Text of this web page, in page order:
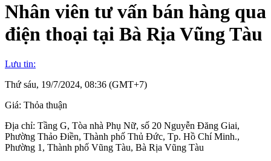
Nhân viên tư vấn bán hàng qua
điện thoại tại Bà Rịa Vũng Tàu
Lưu tin:
Thứ sáu, 19/7/2024, 08:36 (GMT+7)
Giá: Thỏa thuận
Địa chỉ: Tầng G, Tòa nhà Phụ Nữ, số 20 Nguyễn Đăng Giai,
Phường Thảo Điền, Thành phố Thủ Đức, Tp. Hồ Chí Minh.,
Phường 1, Thành phố Vũng Tàu, Bà Rịa Vũng Tàu